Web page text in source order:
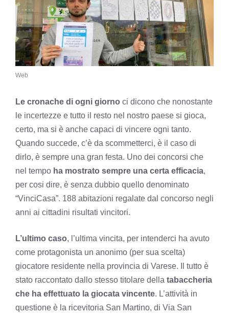
Web
Le cronache di ogni giorno ci dicono che nonostante
le incertezze e tutto il resto nel nostro paese si gioca,
certo, ma si è anche capaci di vincere ogni tanto.
Quando succede, c’è da scommetterci, è il caso di
dirlo, è sempre una gran festa. Uno dei concorsi che
nel tempo ha mostrato sempre una certa efficacia,
per cosi dire, è senza dubbio quello denominato
“VinciCasa”. 188 abitazioni regalate dal concorso negli
anni ai cittadini risultati vincitori.
L’ultimo caso, l’ultima vincita, per intenderci ha avuto
come protagonista un anonimo (per sua scelta)
giocatore residente nella provincia di Varese. Il tutto è
stato raccontato dallo stesso titolare della tabaccheria
che ha effettuato la giocata vincente. L’attività in
questione è la ricevitoria San Martino, di Via San